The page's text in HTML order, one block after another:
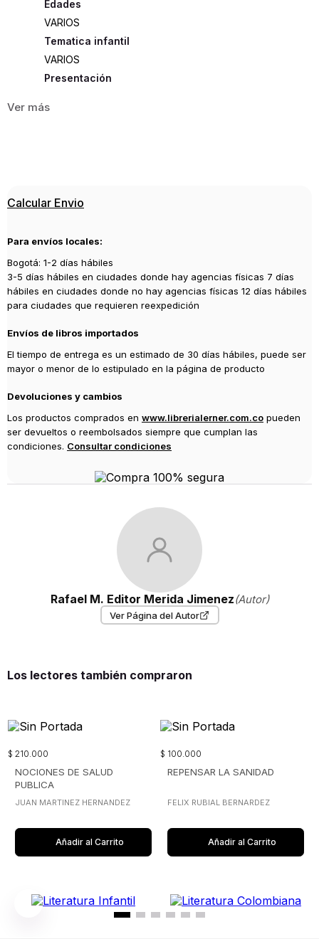
Edades
VARIOS
Tematica infantil
VARIOS
Presentación
ICARIA
2019
Calcular Envio
Para envíos locales:
Bogotá: 1-2 días hábiles
3-5 días hábiles en ciudades donde hay agencias físicas 7 días
hábiles en ciudades donde no hay agencias físicas 12 días hábiles
para ciudades que requieren reexpedición
Envíos de libros importados
El tiempo de entrega es un estimado de 30 días hábiles, puede ser
mayor o menor de lo estipulado en la página de producto
Devoluciones y cambios
Los productos comprados en www.librerialerner.com.co pueden
ser devueltos o reembolsados siempre que cumplan las
condiciones. Consultar condiciones
Rafael M. Editor Merida Jimenez(Autor)
Ver Página del Autor
Los lectores también compraron
$ 210.000
NOCIONES DE SALUD
PUBLICA
JUAN MARTINEZ HERNANDEZ
Añadir al Carrito
$ 100.000
REPENSAR LA SANIDAD
FELIX RUBIAL BERNARDEZ
Añadir al Carrito